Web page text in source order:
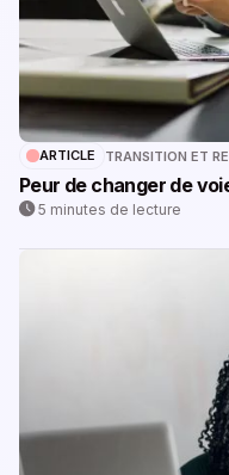
ARTICLE TRANSITION ET
Peur de changer de
5 minutes de lecture